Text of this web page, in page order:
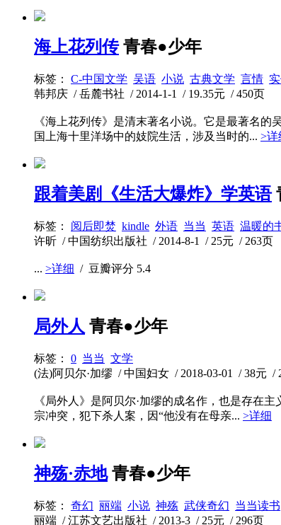
海上花列传 青春●少年
标签： C-中国文学 吴语 小说 古典文学 言情
韩邦庆 / 岳麓书社 / 2014-1-1 / 19.35元 / 450页
《海上花列传》是清末著名小说。它是最著名
国上海十里洋场中的妓院生活，涉及当时的... >详
跟着美剧《生活大爆炸》学英语
标签： 阅后即焚 kindle 外语 当当 英语 温暖的
许昕 / 中国纺织出版社 / 2014-8-1 / 25元 / 263页
... >详细 / 豆瓣评分 5.4
局外人 青春●少年
标签： 0 当当 文学
(法)阿贝尔·加缪 / 中国妇女 / 2018-03-01 / 38元 /
《局外人》是阿贝尔·加缪的成名作，也是存在
宗冲突，犯下杀人案，因“他没有在母亲... >详细
神殇·赤地 青春●少年
标签： 奇幻 丽端 小说 神殇 武侠奇幻 当当读书
丽端 / 江苏文艺出版社 / 2013-3 / 25元 / 296页